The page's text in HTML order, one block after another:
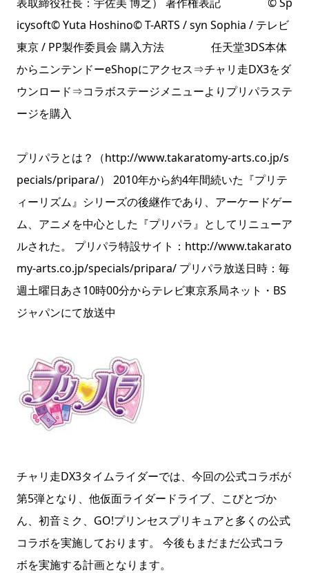
icysoft© Yuta Hoshino© T-ARTS / syn Sophia / テレビ
東京 / PP製作委員会 購入方法 任天堂3DS本体
からニンテンドーeShopにアクセス⇒チャリ走DX3をダ
ウンロード⇒コラボステージメニューよりプリパラステ
ージを購入
プリパラとは？（http://www.takaratomy-arts.co.jp/s
pecials/pripara/） 2010年から約4年間続いた『プリテ
ィーリズム』シリーズの後継作であり、アーケードゲー
ム、アニメを中心とした『プリパラ』としてリニューア
ルされた。 プリパラ特設サイト：http://www.takarato
my-arts.co.jp/specials/pripara/ プリパラ放送日時：毎
週土曜日あさ10時00分からテレビ東京系局ネット・BS
ジャパンにて放送中
チャリ走DX3タイムライダーでは、今回の公式コラボが
第5弾となり、他仮面ライダードライブ、こびとづか
ん、初音ミク、GO!プリンセスプリキュアと多くの公式
コラボを実施しております。 今後もまだまだ公式コラ
ボを実施する計画となります。